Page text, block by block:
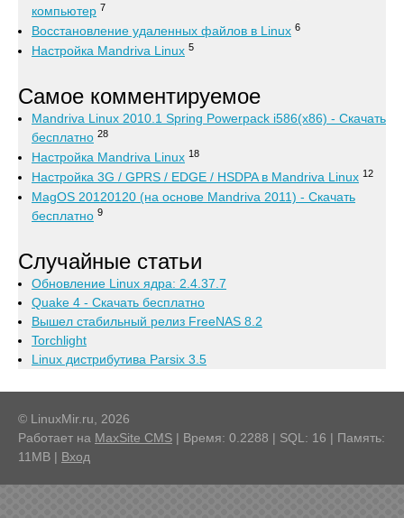
компьютер 7
Восстановление удаленных файлов в Linux 6
Настройка Mandriva Linux 5
Самое комментируемое
Mandriva Linux 2010.1 Spring Powerpack i586(x86) - Скачать
бесплатно 28
Настройка Mandriva Linux 18
Настройка 3G / GPRS / EDGE / HSDPA в Mandriva Linux 12
MagOS 20120120 (на основе Mandriva 2011) - Скачать
бесплатно 9
Случайные статьи
Обновление Linux ядра: 2.4.37.7
Quake 4 - Скачать бесплатно
Вышел стабильный релиз FreeNAS 8.2
Torchlight
Linux дистрибутива Parsix 3.5
© LinuxMir.ru, 2026
Работает на MaxSite CMS | Время: 0.2288 | SQL: 16 | Память:
11MB | Вход